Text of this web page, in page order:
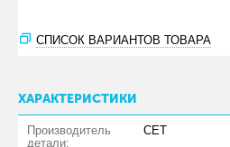
СПИСОК ВАРИАНТОВ ТОВАРА
ХАРАКТЕРИСТИКИ
Производитель
детали:
CET